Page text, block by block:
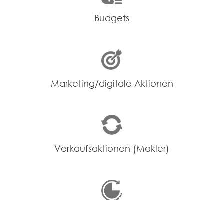
Budgets
Marketing/digitale Aktionen
Verkaufsaktionen (Makler)